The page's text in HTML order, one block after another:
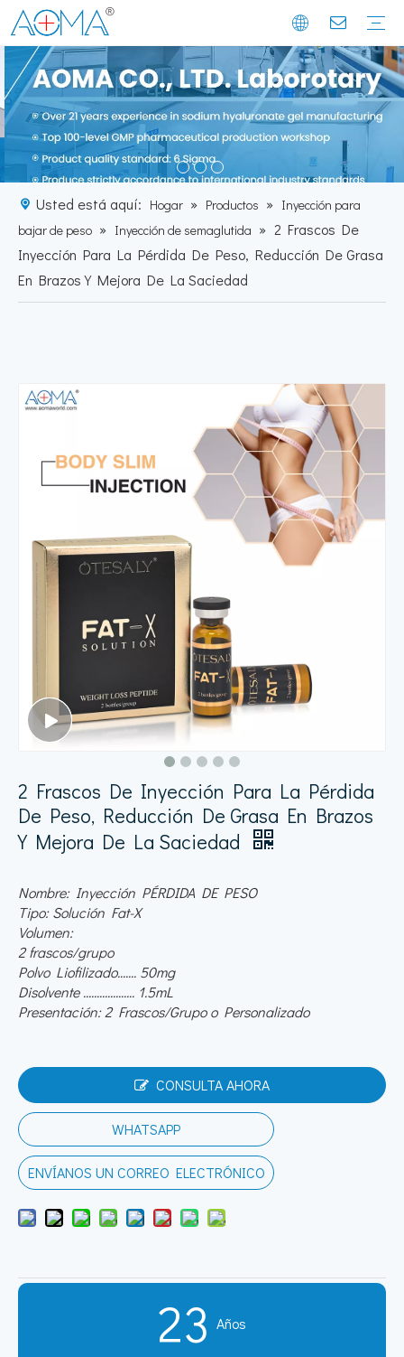
Usted está aquí: Hogar » Productos » Inyección para
bajar de peso » Inyección de semaglutida » 2 Frascos De
Inyección Para La Pérdida De Peso, Reducción De Grasa
En Brazos Y Mejora De La Saciedad
2 Frascos De Inyección Para La Pérdida
De Peso, Reducción De Grasa En Brazos
Y Mejora De La Saciedad
Nombre: Inyección PÉRDIDA DE PESO
Tipo: Solución Fat-X
Volumen:
2 frascos/grupo
Polvo Liofilizado....... 50mg
Disolvente ................... 1.5mL
Presentación: 2 Frascos/Grupo o Personalizado
CONSULTA AHORA
WHATSAPP
ENVÍANOS UN CORREO ELECTRÓNICO
23 Años